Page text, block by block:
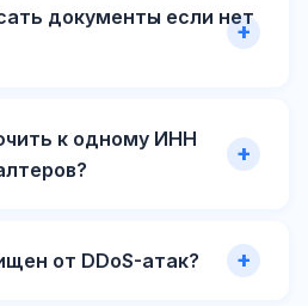
документы если нет
к одному ИНН
от DDoS-атак?